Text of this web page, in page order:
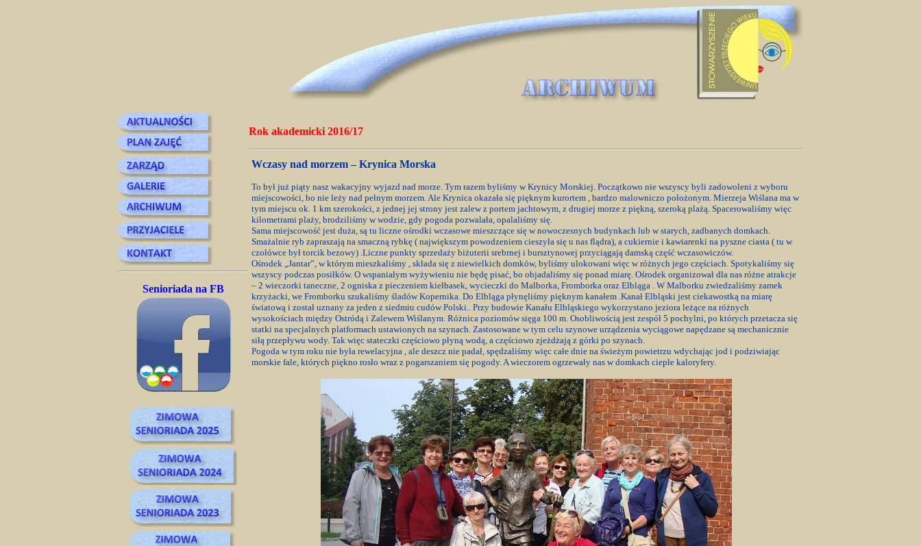
Senioriada na FB
Rok akademicki 2016/17
Wczasy nad morzem – Krynica Morska
To był już piąty nasz wakacyjny wyjazd nad morze. Tym razem byliśmy w Krynicy Morskiej. Początkowo nie wszyscy byli zadowoleni z wyboru
miejscowości, bo nie leży nad pełnym morzem. Ale Krynica okazała się pięknym kurortem , bardzo malowniczo położonym. Mierzeja Wiślana ma w
tym miejscu ok. 1 km szerokości, z jednej jej strony jest zalew z portem jachtowym, z drugiej morze z piękną, szeroką plażą. Spacerowaliśmy więc
kilometrami plaży, brodziliśmy w wodzie, gdy pogoda pozwalała, opalaliśmy się.
Sama miejscowość jest duża, są tu liczne ośrodki wczasowe mieszczące się w nowoczesnych budynkach lub w starych, zadbanych domkach.
Smażalnie ryb zapraszają na smaczną rybkę ( największym powodzeniem cieszyła się u nas flądra), a cukiernie i kawiarenki na pyszne ciasta ( tu w
czołówce był torcik bezowy) .Liczne punkty sprzedaży biżuterii srebrnej i bursztynowej przyciągają damską część wczasowiczów.
Ośrodek „Jantar”, w którym mieszkaliśmy , składa się z niewielkich domków, byliśmy ulokowani więc w różnych jego częściach. Spotykaliśmy się
wszyscy podczas posiłków. O wspaniałym wyżywieniu nie będę pisać, bo objadaliśmy się ponad miarę. Ośrodek organizował dla nas różne atrakcje
– 2 wieczorki taneczne, 2 ogniska z pieczeniem kiełbasek, wycieczki do Malborka, Fromborka oraz Elbląga . W Malborku zwiedzaliśmy zamek
krzyżacki, we Fromborku szukaliśmy śladów Kopernika. Do Elbląga płynęliśmy pięknym kanałem .Kanał Elbląski jest ciekawostką na miarę
światową i został uznany za jeden z siedmiu cudów Polski.. Przy budowie Kanału Elbląskiego wykorzystano jeziora leżące na różnych
wysokościach między Ostródą i Zalewem Wiślanym. Różnica poziomów sięga 100 m. Osobliwością jest zespół 5 pochylni, po których przetacza się
statki na specjalnych platformach ustawionych na szynach. Zastosowane w tym celu szynowe urządzenia wyciągowe napędzane są mechanicznie
siłą przepływu wody. Tak więc stateczki częściowo płyną wodą, a częściowo zjeżdżają z górki po szynach.
Pogoda w tym roku nie była rewelacyjna , ale deszcz nie padał, spędzaliśmy więc całe dnie na świeżym powietrzu wdychając jod i podziwiając
morskie fale, których piękno rosło wraz z pogarszaniem się pogody. A wieczorem ogrzewały nas w domkach ciepłe kaloryfery.